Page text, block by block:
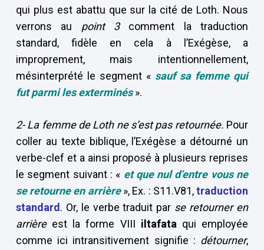
qui plus est abattu que sur la cité de Loth. Nous
verrons au point 3comment la traduction
standard, fidèle en cela à l’Exégèse, a
improprement, mais intentionnellement,
mésinterprété le segment « sauf sa femme qui
fut parmi les exterminés».
2- La femme de Loth ne s’est pas retournée. Pour
coller au texte biblique, l’Exégèse a détourné un
verbe-clef et a ainsi proposé à plusieurs reprises
le segment suivant : « et que nul d’entre vous ne
se retourne en arrière», Ex. : S11.V81,traduction
standard . Or, le verbe traduit par se retourner en
arrièreest la forme VIII iltafata qui employée
comme ici intransitivement signifie : détourner,